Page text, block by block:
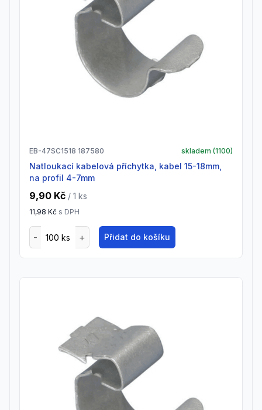
EB-47SC1518 187580 skladem (1100)
Natloukací kabelová příchytka, kabel 15-18mm,
na profil 4-7mm
9,90 Kč / 1 ks
11,98 Kč s DPH
Přidat do košíku